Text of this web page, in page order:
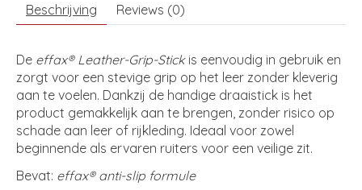
Beschrijving Reviews (0)
De effax® Leather-Grip-Stickis eenvoudig in gebruik en
zorgt voor een stevige grip op het leer zonder kleverig
aan te voelen. Dankzij de handige draaistick is het
product gemakkelijk aan te brengen, zonder risico op
schade aan leer of rijkleding. Ideaal voor zowel
beginnende als ervaren ruiters voor een veilige zit.
Bevat: effax® anti-slip formule